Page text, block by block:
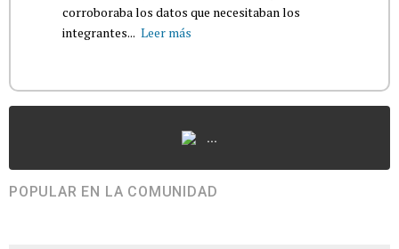
corroboraba los datos que necesitaban los
integrantes... Leer más
...
POPULAR EN LA COMUNIDAD